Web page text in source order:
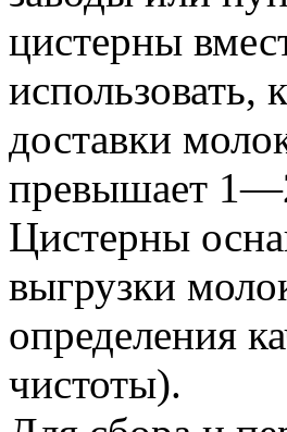
цистерны
использовать,
доставки
превышает
Цистерны
выгрузки
определения
чистоты).